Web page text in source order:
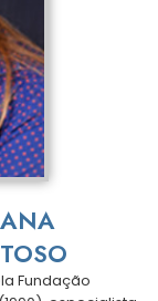
Fundação